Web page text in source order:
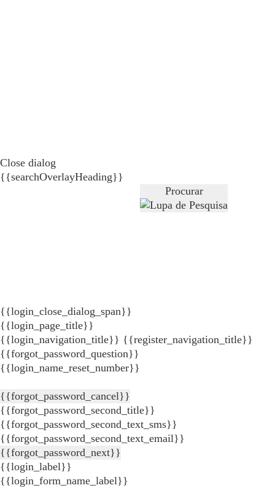
Close dialog
{{searchOverlayHeading}}
Procurar
{{login_close_dialog_span}}
{{login_page_title}}
{{login_navigation_title}} {{register_navigation_title}}
{{forgot_password_question}}
{{login_name_reset_number}}
{{forgot_password_cancel}}
{{forgot_password_second_title}}
{{forgot_password_second_text_sms}}
{{forgot_password_second_text_email}}
{{forgot_password_next}}
{{login_label}}
{{login_form_name_label}}